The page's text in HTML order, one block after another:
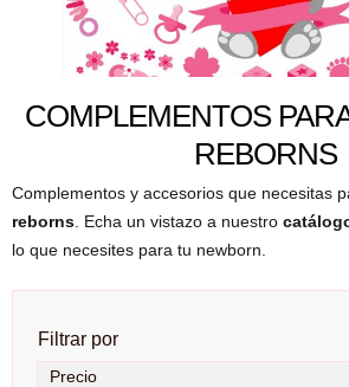
COMPLEMENTOS
REBORNS
Complementos y accesorios que necesitas
reborns . Echa un vistazo a nuestro
lo que necesites para tu newborn.
Filtrar por
Precio